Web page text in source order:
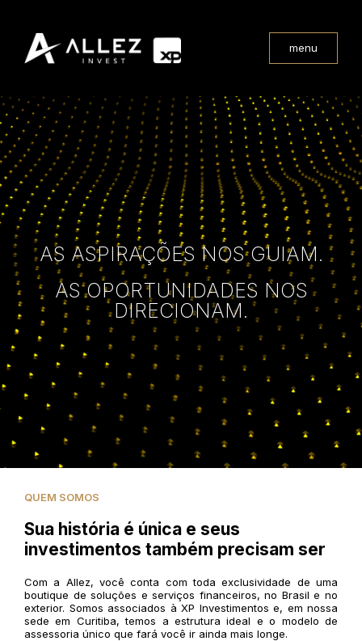
menu
AS ASPIRAÇÕES NOS GUIAM.
AS OPORTUNIDADES NOS
DIRECIONAM.
QUEM SOMOS
Sua história é única e seus
investimentos também precisam ser
Com a Allez, você conta com toda exclusividade de uma
boutique de soluções e serviços financeiros, no Brasil e no
exterior. Somos associados à XP Investimentos e, em nossa
sede em Curitiba, temos a estrutura ideal e o modelo de
assessoria único que fará você ir ainda mais longe.